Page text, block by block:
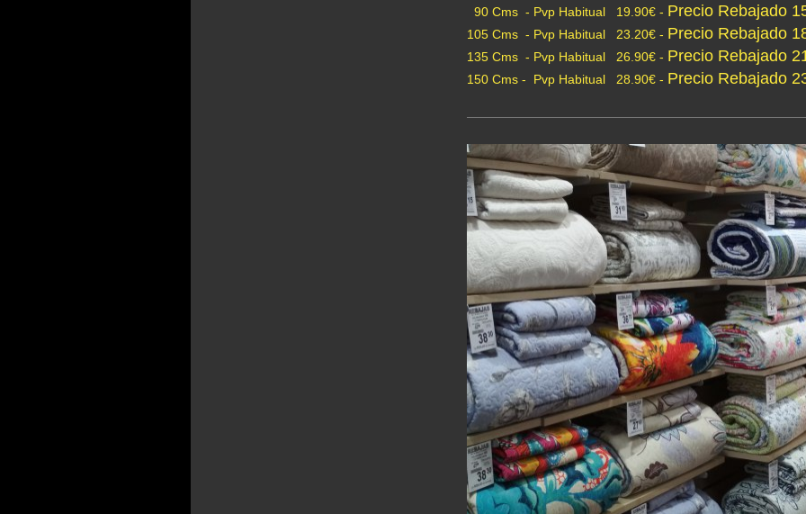
90 Cms - Pvp Habitual 19.90€ - Precio Rebajado
105 Cms - Pvp Habitual 23.20€ - Precio Rebajado
135 Cms - Pvp Habitual 26.90€ - Precio Rebajado
150 Cms - Pvp Habitual 28.90€ - Precio Rebajado